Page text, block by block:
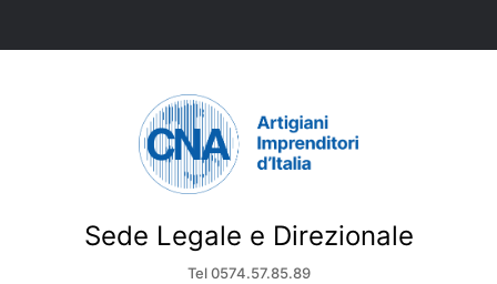
Sede Legale e Direzionale
Tel 0574.57.85.89